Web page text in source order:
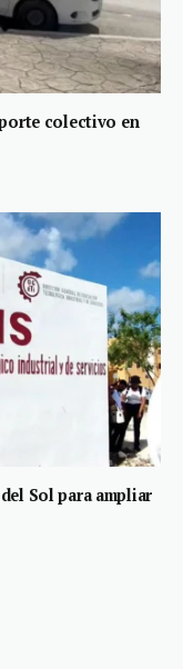
colectivo en
Sol para ampliar